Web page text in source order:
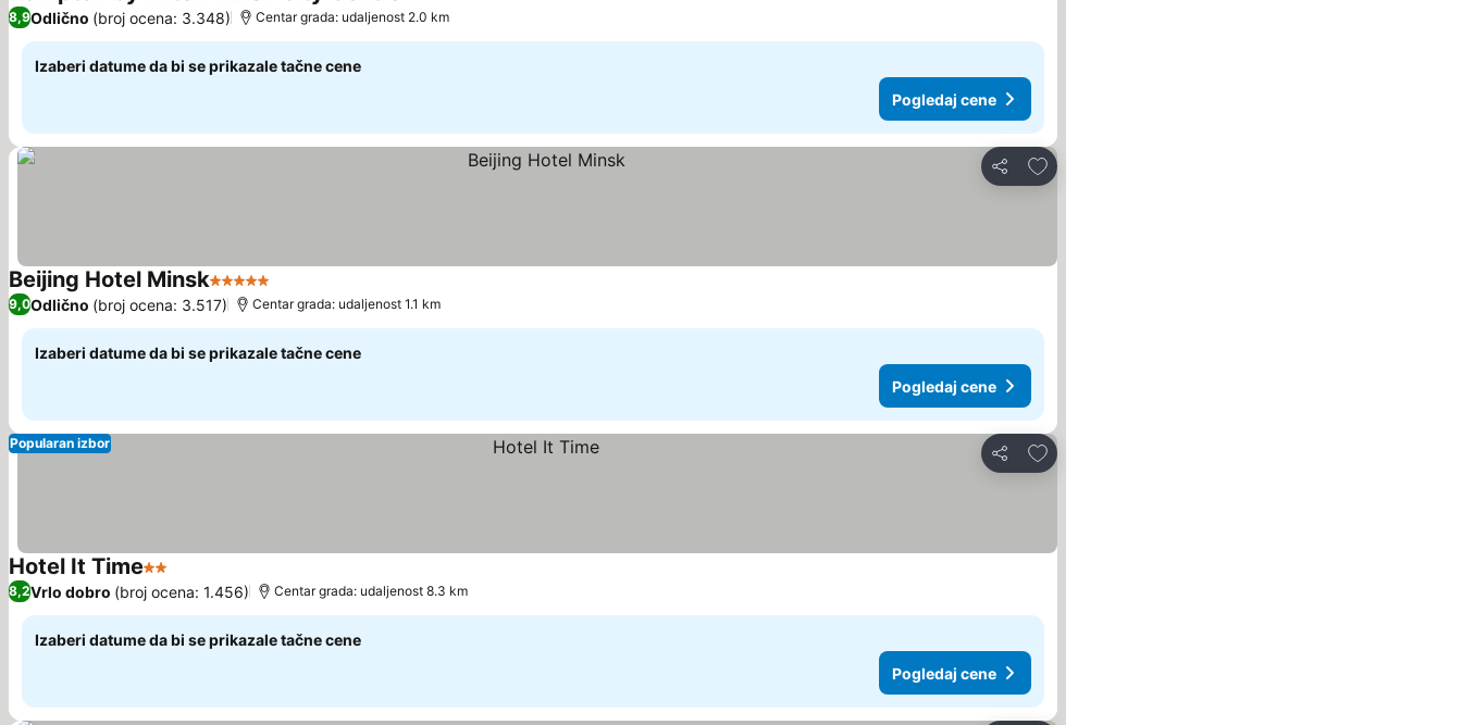
3 Zvezdice
8,9Odlično (broj ocena: 3.348) Centar grada: udaljenost 2.0 km
Izaberi datume da bi se prikazale tačne cene
Pogledaj cene
Deli
Dodati u favorite
Beijing Hotel Minsk5 Zvezdice
9,0Odlično (broj ocena: 3.517) Centar grada: udaljenost 1.1 km
Izaberi datume da bi se prikazale tačne cene
Pogledaj cene
Deli
Dodati u favorite
Popularan izbor
Hotel It Time2 Zvezdice
8,2Vrlo dobro (broj ocena: 1.456) Centar grada: udaljenost 8.3 km
Izaberi datume da bi se prikazale tačne cene
Pogledaj cene